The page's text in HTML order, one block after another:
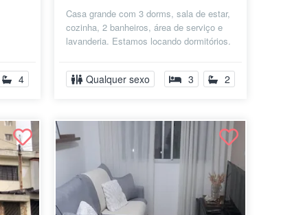
4
Casa grande com 3 dorms, sala de estar,
cozinha, 2 banheiros, área de serviço e
lavanderia. Estamos locando dormitórios.
Qualquer sexo 3 2